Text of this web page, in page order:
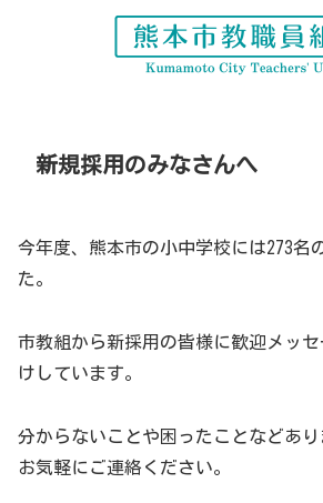
新規採用のみなさんへ
今年度、熊本市の小中学校には273名
た。
市教組から新採用の皆様に歓迎メッ
けしています。
分からないことや困ったことなどあ
お気軽にご連絡ください。